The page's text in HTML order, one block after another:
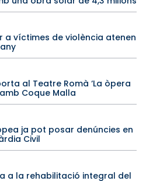
a víctimes de violència atenen
al Teatre Romà ‘La òpera
Coque Malla
ja pot posar denúncies en
Civil
a la rehabilitació integral del